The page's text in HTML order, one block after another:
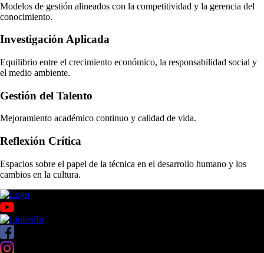
Modelos de gestión alineados con la competitividad y la gerencia del
conocimiento.
Investigación Aplicada
Equilibrio entre el crecimiento económico, la responsabilidad social y
el medio ambiente.
Gestión del Talento
Mejoramiento académico continuo y calidad de vida.
Reflexión Crítica
Espacios sobre el papel de la técnica en el desarrollo humano y los
cambios en la cultura.